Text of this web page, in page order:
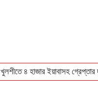
খুলশীতে ৪ হাজার ইয়াবাসহ